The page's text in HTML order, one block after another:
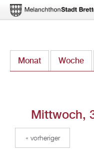
zum
Monat Woche
Mittwoch,
« vorheriger